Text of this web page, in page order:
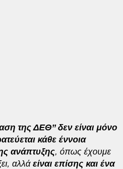
της ΔΕΘ’’ δεν είναι μόνο
κάθε έννοια
ανάπτυξης, όπως έχουμε
αλλά είναι επίσης και ένα